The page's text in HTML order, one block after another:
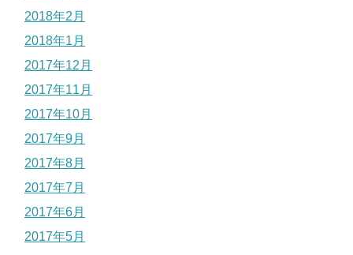
2018年2月
2018年1月
2017年12月
2017年11月
2017年10月
2017年9月
2017年8月
2017年7月
2017年6月
2017年5月